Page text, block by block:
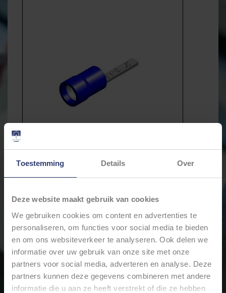
Toestemming Details Over
Deze website maakt gebruik van cookies
We gebruiken cookies om content en advertenties te
personaliseren, om functies voor social media te bieden
en om ons websiteverkeer te analyseren. Ook delen we
informatie over uw gebruik van onze site met onze
partners voor social media, adverteren en analyse. Deze
partners kunnen deze gegevens combineren met andere
informatie die u aan ze heeft verstrekt of die ze hebben
€6,21Incl. btw
Levertijd: Bestellingen op ma. t/m vrij. voor 17:00 worden
dezelfde dag verstuurd.